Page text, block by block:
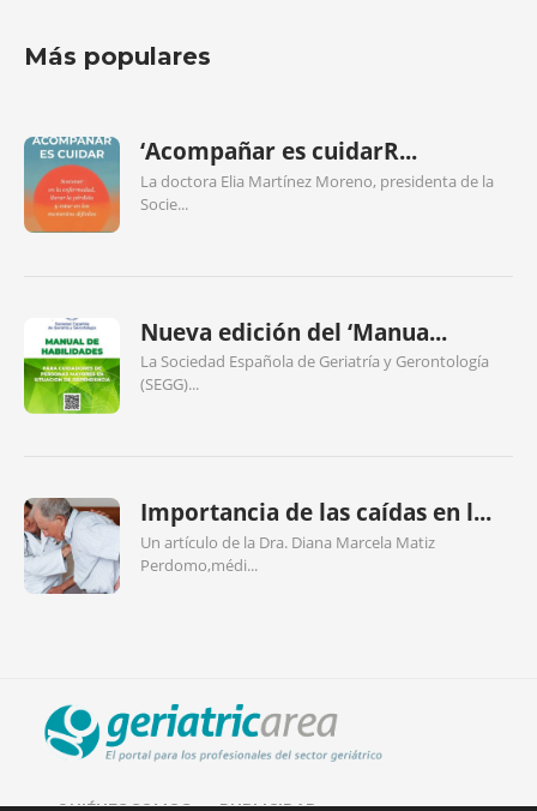
Más populares
‘Acompañar es cuidarR...
La doctora Elia Martínez Moreno, presidenta de la
Socie...
Nueva edición del ‘Manua...
La Sociedad Española de Geriatría y Gerontología
(SEGG)...
Importancia de las caídas en l...
Un artículo de la Dra. Diana Marcela Matiz
Perdomo,médi...